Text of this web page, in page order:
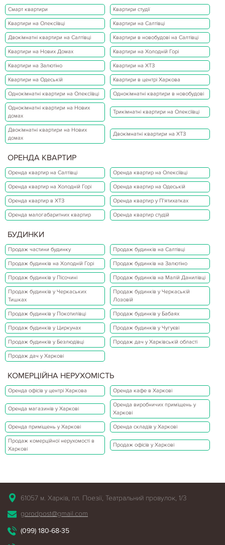
Смарт квартири Квартири студії
Квартири на Олексіївці Квартири на Салтівці
Двокімнатні квартири на Салтівці Квартири в новобудові на Салтівці
Квартири на Нових Домах Квартири на Холодній Горі
Квартири на Залютіно Квартири на ХТЗ
Квартири на Одеській Квартири в центрі Харкова
Однокімнатні квартири на Олексіївці Однокімнатні квартири в новобудові
Однокімнатні квартири на Нових
домах
Трикімнатні квартири на Олексіївці
Двокімнатні квартири на Нових
домах
Двокімнатні квартири на ХТЗ
ОРЕНДА КВАРТИР
Оренда квартир на Салтівці Оренда квартир на Олексіївці
Оренда квартир на Холодній Горі Оренда квартир на Одеській
Оренда квартир в ХТЗ Оренда квартир у П'ятихатках
Оренда малогабаритних квартир Оренда квартир студій
БУДИНКИ
Продаж частини будинку Продаж будинків на Салтівці
Продаж будинків на Холодній Горі Продаж будинків на Залютіно
Продаж будинків у Пісочині Продаж будинків на Малій Данилівці
Продаж будинків у Черкаських
Тишках
Продаж будинків у Черкаській
Лозовій
Продаж будинків у Покотилівці Продаж будинків у Бабаях
Продаж будинків у Циркунах Продаж будинків у Чугуєві
Продаж будинків у Безлюдівці Продаж дач у Харківській області
Продаж дач у Харкові
КОМЕРЦІЙНА НЕРУХОМІСТЬ
Оренда офісів у центрі Харкова Оренда кафе в Харкові
Оренда магазинів у Харкові
Оренда виробничих приміщень у
Харкові
Оренда приміщень у Харкові Оренда складів у Харкові
Продаж комерційної нерухомості в
Харкові
Продаж офісів у Харкові
61057 м. Харків, пл. Поезії, Театральний провулок, 1/3
gorodpost@gmail.com
(099) 180-68-35